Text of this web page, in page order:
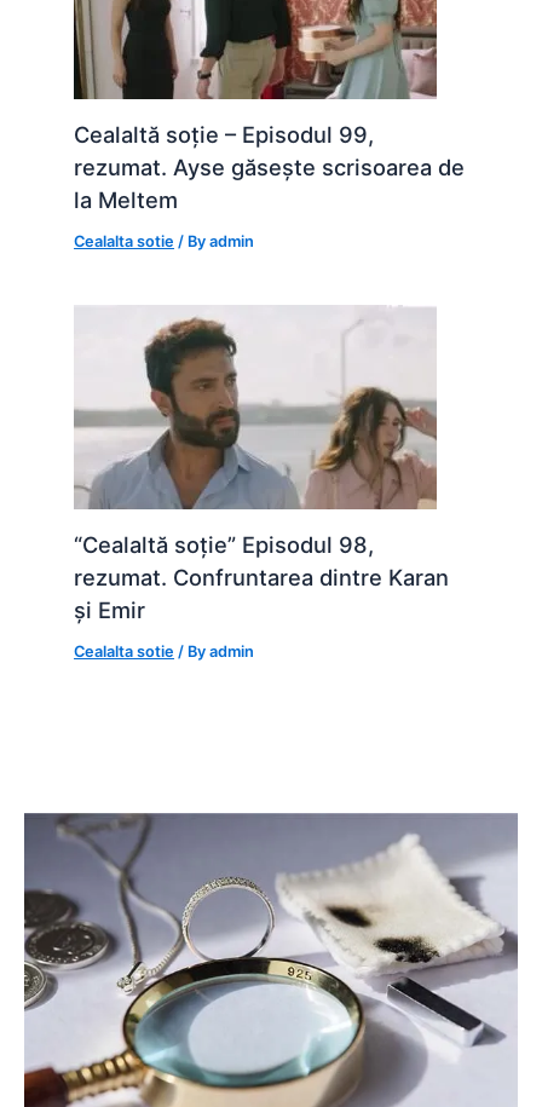
Cealaltă soție – Episodul 99,
rezumat. Ayse găsește scrisoarea de
la Meltem
Cealalta sotie / Byadmin
“Cealaltă soție” Episodul 98,
rezumat. Confruntarea dintre Karan
și Emir
Cealalta sotie / Byadmin